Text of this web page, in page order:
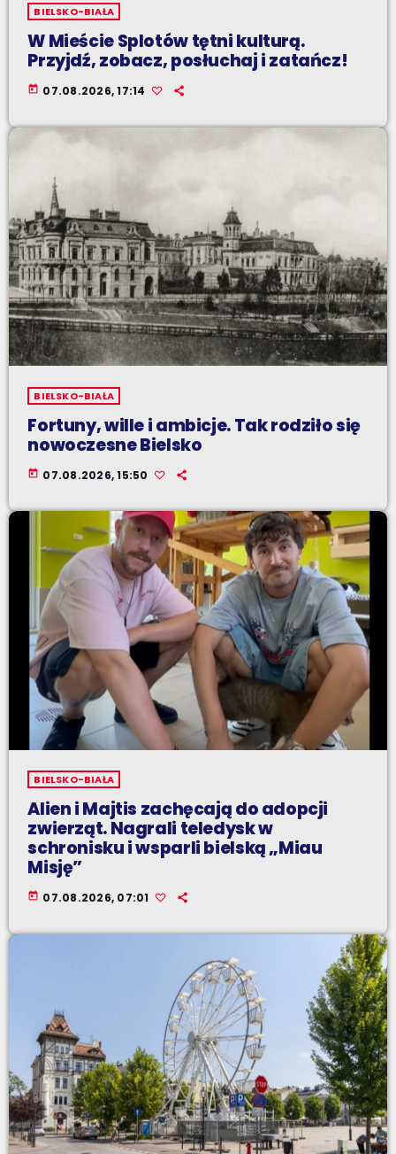
BIELSKO-BIAŁA
W Mieście Splotów tętni kulturą.
Przyjdź, zobacz, posłuchaj i zatańcz!
today 07.08.2026, 17:14
BIELSKO-BIAŁA
Fortuny, wille i ambicje. Tak rodziło się
nowoczesne Bielsko
today 07.08.2026, 15:50
BIELSKO-BIAŁA
Alien i Majtis zachęcają do adopcji
zwierząt. Nagrali teledysk w
schronisku i wsparli bielską „Miau
Misję”
today 07.08.2026, 07:01